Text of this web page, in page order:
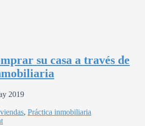
su casa a través de
2019
, Práctica inmobiliaria